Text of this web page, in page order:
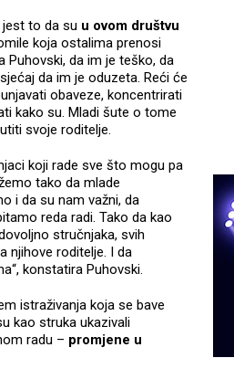
to da su u ovom društvu
koja ostalima prenosi
Puhovski, da im je teško, da
da im je oduzeta. Reći će
obaveze, koncentrirati
kako su. Mladi šute o tome
svoje roditelje.
koji rade sve što mogu pa
tako da mlade
i da su nam važni, da
reda radi. Tako da kao
stručnjaka, svih
njihove roditelje. I da
konstatira Puhovski.
istraživanja koja se bave
kao struka ukazivali
radu – promjene u